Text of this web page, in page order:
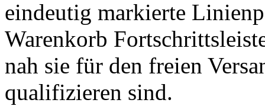
eindeutig markierte
Warenkorb
nah sie für den freien
qualifizieren sind.